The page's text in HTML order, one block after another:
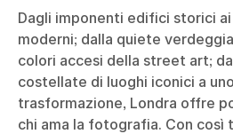
Dagli imponenti edifici storici
moderni; dalla quiete
colori accesi della street art;
costellate di luoghi iconici a
trasformazione, Londra offre
chi ama la fotografia. Con così